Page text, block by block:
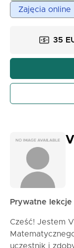
historii
zadania i
Zajęcia online
35
Prywatne
Cześć! Jestem
uczestnik i